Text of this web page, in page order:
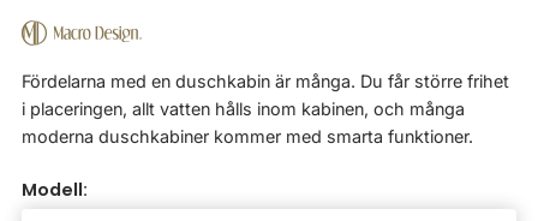
Fördelarna med en duschkabin är många. Du får större frihet
i placeringen, allt vatten hålls inom kabinen, och många
moderna duschkabiner kommer med smarta funktioner.
Modell: